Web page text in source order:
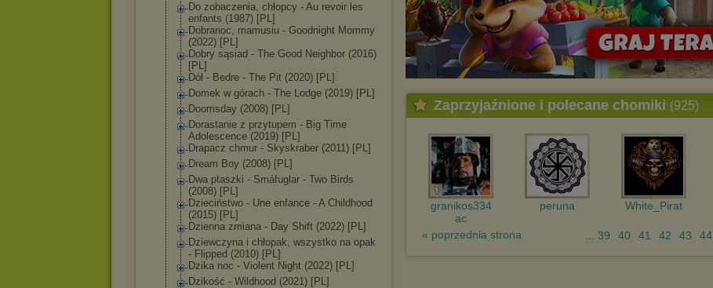
Do zobaczenia, chłopcy - Au revoir les
enfants (1987) [PL]
Dobranoc, mamusiu - Goodnight Mommy
(2022) [PL]
Dobry sąsiad - The Good Neighbor (2016)
[PL]
Dół - Bedre - The Pit (2020) [PL]
Domek w górach - The Lodge (2019) [PL]
Doomsday (2008) [PL]
Dorastanie z przytupem - Big Time
Adolescence (2019) [PL]
Drapacz chmur - Skyskraber (2011) [PL]
Dream Boy (2008) [PL]
Dwa ptaszki - Smáfuglar - Two Birds
(2008) [PL]
Dzieciństwo - Une enfance - A Childhood
(2015) [PL]
Dzienna zmiana - Day Shift (2022) [PL]
Dziewczyna i chłopak, wszystko na opak
- Flipped (2010) [PL]
Dzika noc - Violent Night (2022) [PL]
Dzikość - Wildhood (2021) [PL]
Zaprzyjaźnione i polecane chomiki (925)
granikos334
ac
peruna White_Pirat
« poprzednia strona
... 39 40 41 42 43 44